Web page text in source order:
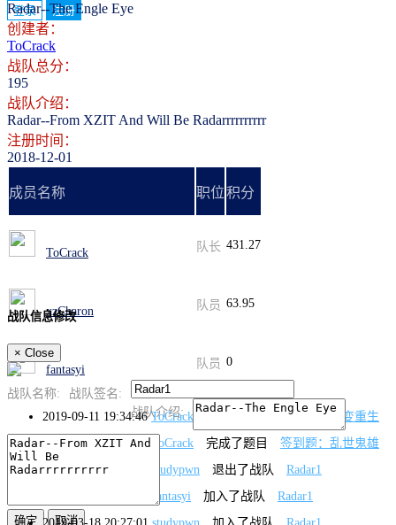
登录 注册
Radar--The Engle Eye
创建者：
ToCrack
战队总分：
195
战队介绍：
Radar--From XZIT And Will Be Radarrrrrrrrrr
注册时间：
2018-12-01
成员名称 职位积分
ToCrack 队长 431.27
xzCharon 队员 63.95
fantasyi 队员 0
2019-09-11 19:34:46 ToCrack
第七题：蜕变重生
2019-09-11 16:46:48
ToCrack 完成了题目
签到题：乱世鬼雄
2019-03-18 20:31:51
studypwn 退出了战队
Radar1
fantasyi 加入了战队
Radar1
战队信息修改
× Close
战队名称:
战队签名:
战队介绍: